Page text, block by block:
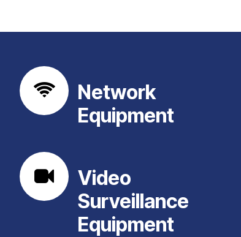
Network
Equipment
Video
Surveillance
Equipment